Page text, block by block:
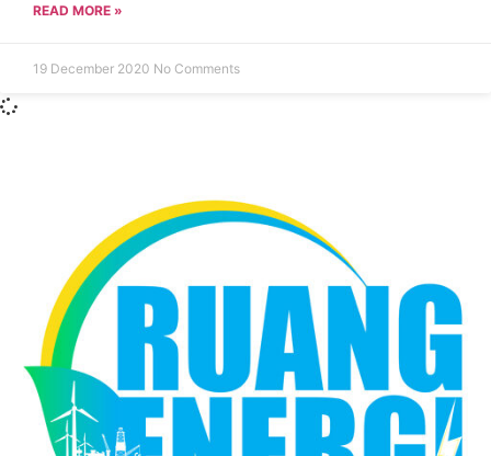
READ MORE »
19 December 2020 No Comments